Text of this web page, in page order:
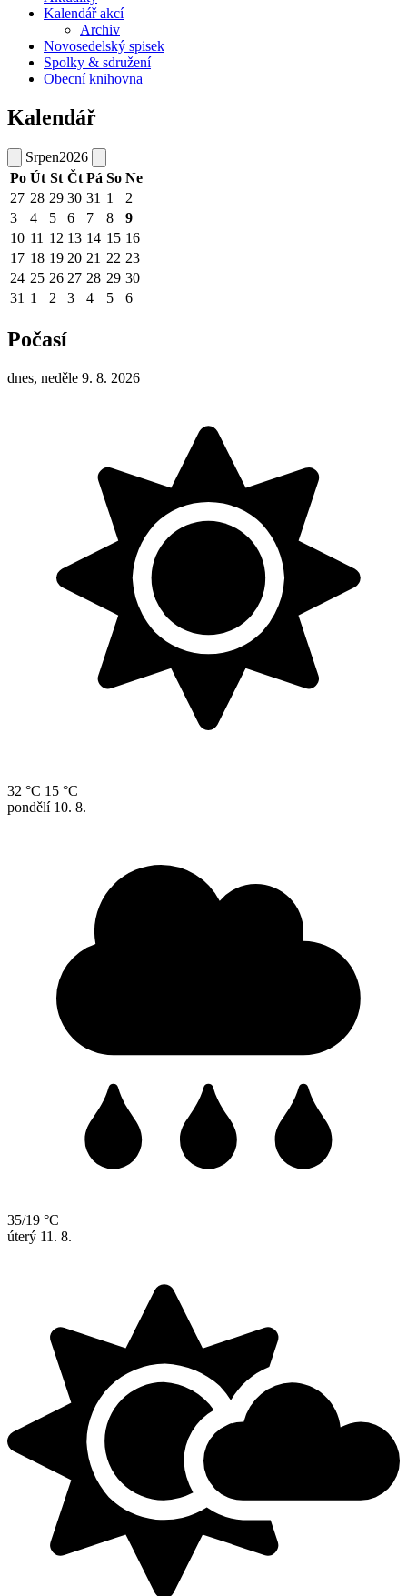
Kalendář akcí
Archiv
Novosedelský spisek
Spolky & sdružení
Obecní knihovna
Kalendář
Srpen2026
Po Út St Čt Pá So Ne
27 28 29 30 31 1
2
3
4 5 6 7 8
9
10 11 12 13 14 15 16
17 18 19 20 21 22 23
24 25 26 27 28 29 30
31 1 2 3 4 5 6
Počasí
dnes, neděle 9. 8. 2026
32 °C 15 °C
pondělí 10. 8.
35/19 °C
úterý 11. 8.